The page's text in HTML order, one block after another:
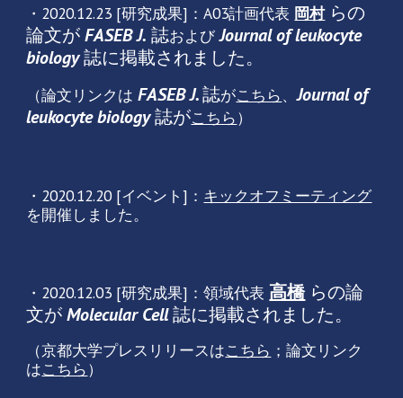
・2020.12.23 [研究成果]：A03計画代表 岡村 らの
論文がFASEB J. 誌およびJournal of leukocyte
biology誌に掲載されました。
（論文リンクはFASEB J.誌がこちら、Journal of
leukocyte biology誌がこちら）
・2020.12.20 [イベント]： キックオフミーティング
を開催しました。
・2020.12.03 [研究成果]：領域代表高橋 らの論
文がMolecular Cell誌に掲載されました。
（京都大学プレスリリースはこちら ；論文リンク
はこちら）